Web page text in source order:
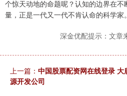
个惊天动地的命题呢？认知的边界在
量，正是一代又一代不肯认命的科学家。
深金优配提示：文章
上一篇： 中国股票配资网在线登录
源开发公司